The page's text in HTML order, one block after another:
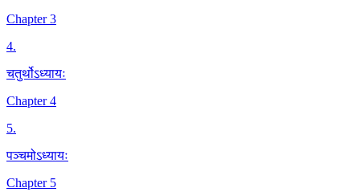
Chapter 3
4.
चतुर्थोऽध्यायः
Chapter 4
5.
पञ्चमोऽध्यायः
Chapter 5